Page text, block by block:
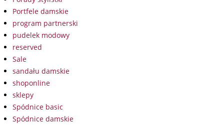
Portfele damskie
program partnerski
pudelek modowy
reserved
Sale
sandału damskie
shoponline
sklepy
Spódnice basic
Spódnice damskie